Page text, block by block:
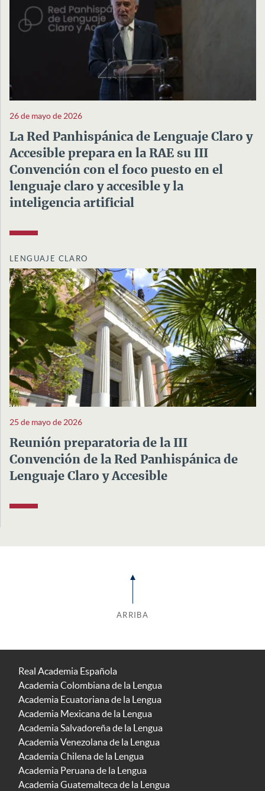
26 de mayo de 2026
La Red Panhispánica de Lenguaje Claro y
Accesible prepara en la RAE su III
Convención con el foco puesto en el
lenguaje claro y accesible y la
inteligencia artificial
LENGUAJE CLARO
25 de mayo de 2026
Reunión preparatoria de la III
Convención de la Red Panhispánica de
Lenguaje Claro y Accesible
ARRIBA
Real Academia Española
Academia Colombiana de la Lengua
Academia Ecuatoriana de la Lengua
Academia Mexicana de la Lengua
Academia Salvadoreña de la Lengua
Academia Venezolana de la Lengua
Academia Chilena de la Lengua
Academia Peruana de la Lengua
Academia Guatemalteca de la Lengua